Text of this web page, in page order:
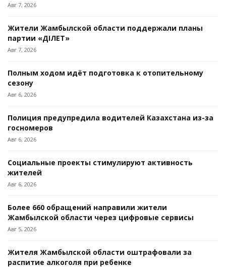
Авг 7, 2026
Жители Жамбылской области поддержали планы
партии «ӘДІЛЕТ»
Авг 7, 2026
Полным ходом идёт подготовка к отопительному
сезону
Авг 6, 2026
Полиция предупредила водителей Казахстана из-за
госномеров
Авг 6, 2026
Социальные проекты стимулируют активность
жителей
Авг 6, 2026
Более 660 обращений направили жители
Жамбылской области через цифровые сервисы
Авг 5, 2026
Жителя Жамбылской области оштрафовали за
распитие алкоголя при ребенке